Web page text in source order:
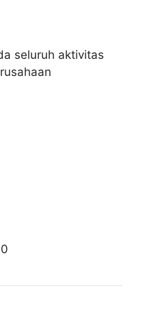
seluruh aktivitas